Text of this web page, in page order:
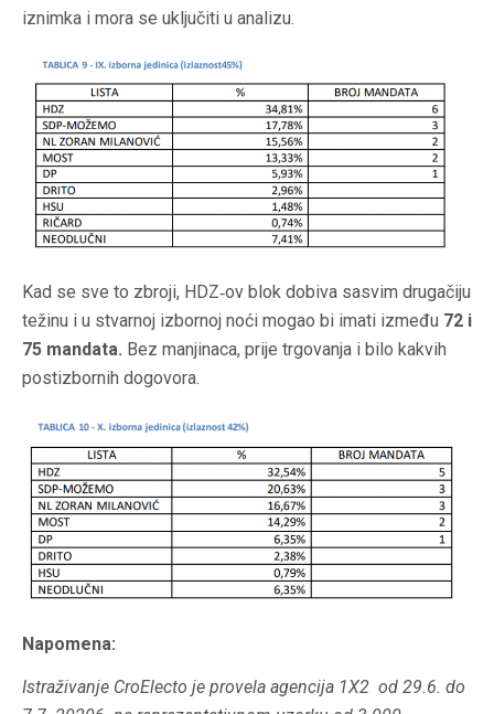
iznimka i mora se uključiti u analizu.
Kad se sve to zbroji, HDZ‑ov blok dobiva sasvim drugačiju
težinu i u stvarnoj izbornoj noći mogao bi imati između 72 i
75 mandata. Bez manjinaca, prije trgovanja i bilo kakvih
postizbornih dogovora.
Napomena:
Istraživanje CroElecto je provela agencija 1X2 od 29.6. do